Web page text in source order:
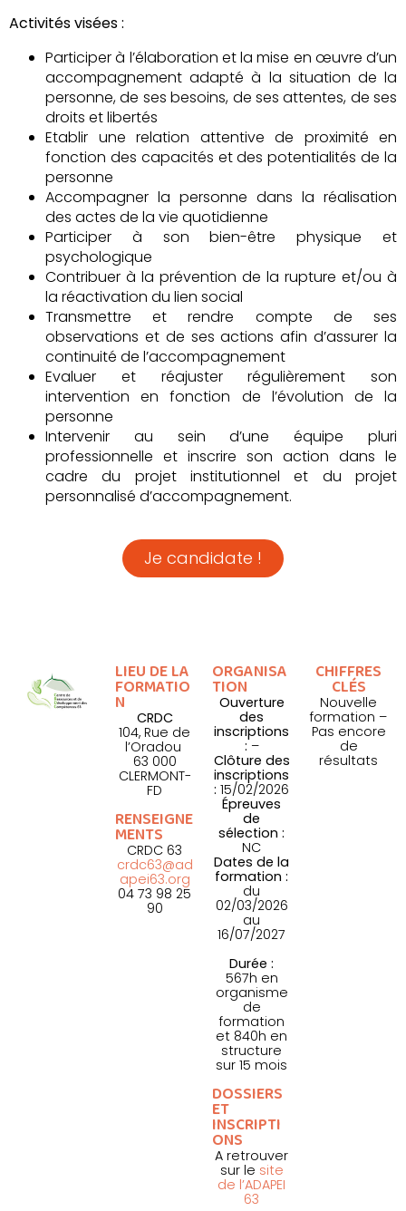
Activités visées :
Participer à l’élaboration et la mise en œuvre d’un
accompagnement adapté à la situation de la
personne, de ses besoins, de ses attentes, de ses
droits et libertés
Etablir une relation attentive de proximité en
fonction des capacités et des potentialités de la
personne
Accompagner la personne dans la réalisation
des actes de la vie quotidienne
Participer à son bien-être physique et
psychologique
Contribuer à la prévention de la rupture et/ou à
la réactivation du lien social
Transmettre et rendre compte de ses
observations et de ses actions afin d’assurer la
continuité de l’accompagnement
Evaluer et réajuster régulièrement son
intervention en fonction de l’évolution de la
personne
Intervenir au sein d’une équipe pluri
professionnelle et inscrire son action dans le
cadre du projet institutionnel et du projet
personnalisé d’accompagnement.
Je candidate !
LIEU DE LA
FORMATIO
N
CRDC
104, Rue de
l’Oradou
63 000
CLERMONT-
FD
RENSEIGNE
MENTS
CRDC 63
crdc63@ad
apei63.org
04 73 98 25
90
ORGANISA
TION
Ouverture
des
inscriptions
:–
Clôture des
inscriptions
: 15/02/2026
Épreuves
de
sélection :
NC
Dates de la
formation :
du
02/03/2026
au
16/07/2027
Durée :
567h en
organisme
de
formation
et 840h en
structure
sur 15 mois
DOSSIERS
ET
INSCRIPTI
ONS
A retrouver
sur le site
de l’ADAPEI
63
CHIFFRES
CLÉS
Nouvelle
formation –
Pas encore
de
résultats